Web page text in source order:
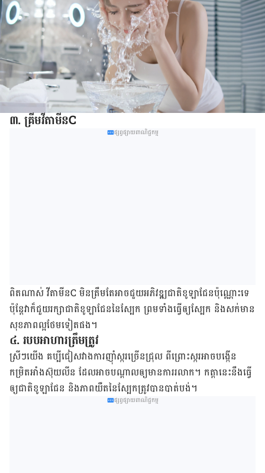
៣. គ្រីម​វីតាមីន​C
ផ្សព្វផ្សាយពាណិជ្ជកម្ម
ពិត​ណាស់​ វីតាមីន​C​ មិន​ត្រឹមតែ​អាច​ជួយ​​អភិវឌ្ឍ​​ជាតិ​ខូ​ឡា​ជែន​ប៉ុណ្ណោះ​ទេ​
ប៉ុន្តែ​វា​ក៏​ជួយ​រក្សា​ជាតិ​ខូឡាជែន​នៃ​ស្បែក​ ព្រម​ទាំង​ធ្វើ​ឲ្យ​ស្បែក​ និង​សក់​មាន​
សុខភាព​ល្អ​ថែម​ទៀត​ផង​។
៤. របប​អាហារ​ត្រឹមត្រូវ​​​
​​ស្រី​ៗ​យើង គប្បី​​ជៀសវាង​ការ​ញ៉ាំ​ស្ករ​ច្រើន​ជ្រុល​ ពីព្រោះ​​ស្ករ​អាច​បង្កើន​
កម្រិត​អាំងស៊ុយលីន​ ដែល​អាច​បណ្ដាល​ឲ្យ​មាន​ការ​រលាក។​ កត្តា​នេះ​នឹង​​ធ្វើ​
ឲ្យ​ជាតិ​ខូឡាជែន​ និង​ភាព​យឺត​នៃ​ស្បែក​ត្រូវ​បាន​បាត់បង់​។​
ផ្សព្វផ្សាយពាណិជ្ជកម្ម